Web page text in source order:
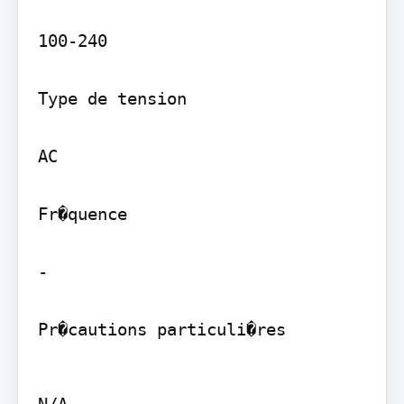
100-240
Type de tension
AC
Fr�quence
-
Pr�cautions particuli�res